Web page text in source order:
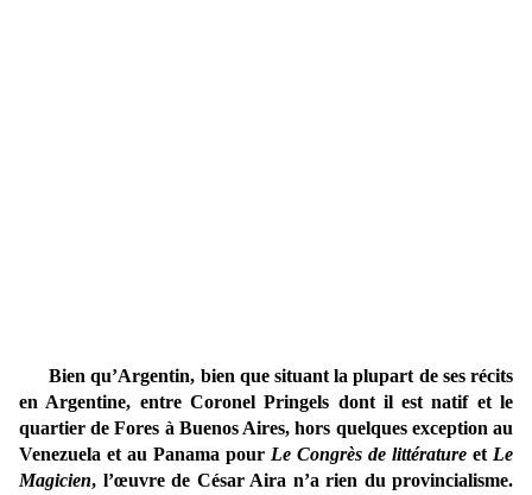
Bien qu’Argentin, bien que situant la plupart de ses récits
en Argentine, entre Coronel Pringels dont il est natif et le
quartier de Fores à Buenos Aires, hors quelques exception au
Venezuela et au Panama pour Le Congrès de littérature et Le
Magicien, l’œuvre de César Aira n’a rien du provincialisme.